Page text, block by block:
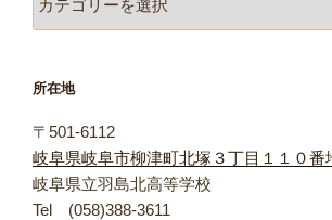
テ
ー
所在地
〒501-6112
岐阜県岐阜市柳津町北塚３丁目１１０番
岐阜県立羽島北高等学校
Tel (058)388-3611